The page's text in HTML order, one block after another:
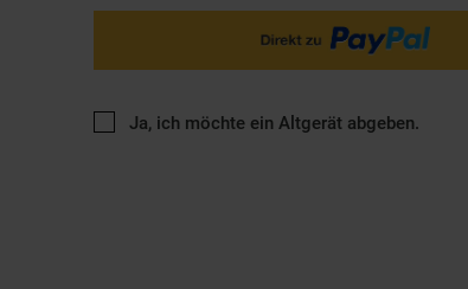
Ja, ich möchte ein Altgerät abgeben.